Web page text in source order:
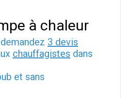
à chaleur
3 devis
chauffagistes dans
et sans